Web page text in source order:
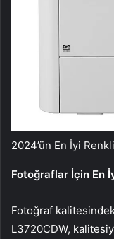
2024’ün En İyi
Fotoğraflar İçin En
Fotoğraf
L3720CDW,